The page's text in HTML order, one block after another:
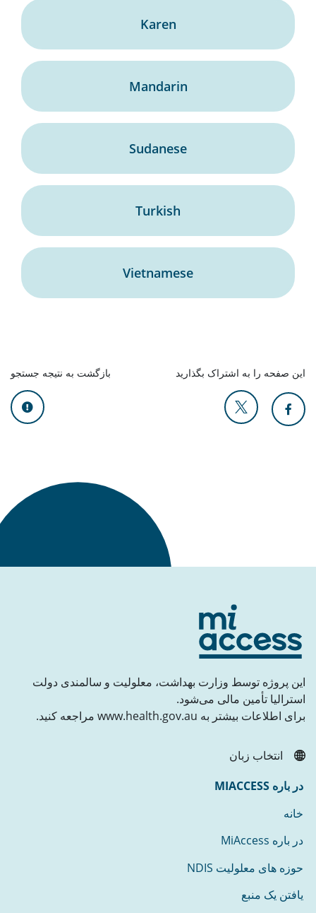
Karen
Mandarin
Sudanese
Turkish
Vietnamese
این صفحه را به اشتراک بگذارید بازگشت به نتیجه جستجو
این پروژه توسط وزارت بهداشت، معلولیت و سالمندی دولت
استرالیا تأمین مالی می‌شود.
برای اطلاعات بیشتر به www.health.gov.au مراجعه کنید.
انتخاب زبان
در باره MIACCESS
خانه
در باره MiAccess
حوزه های معلولیت NDIS
یافتن یک منبع